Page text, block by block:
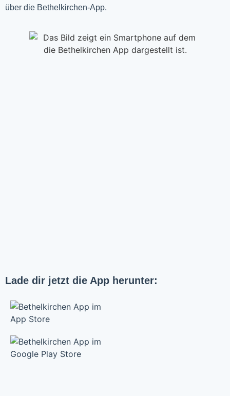
über die Bethelkirchen-App.
Lade dir jetzt die App herunter: